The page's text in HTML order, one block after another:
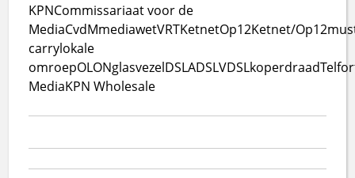
KPNCommissariaat voor de
MediaCvdMmediawetVRTKetnetOp12Ketnet/Op12
carrylokale
omroepOLONglasvezelDSLADSLVDSLkoperdraad
MediaKPN Wholesale